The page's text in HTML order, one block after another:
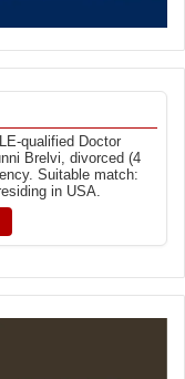
qualified Doctor
Brelvi, divorced (4
Suitable match:
in USA.